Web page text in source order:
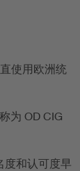
使用欧洲统
为 OD CIG
度和认可度早